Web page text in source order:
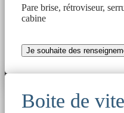
Pare brise, rétroviseur,
cabine
Je souhaite des
Boite de